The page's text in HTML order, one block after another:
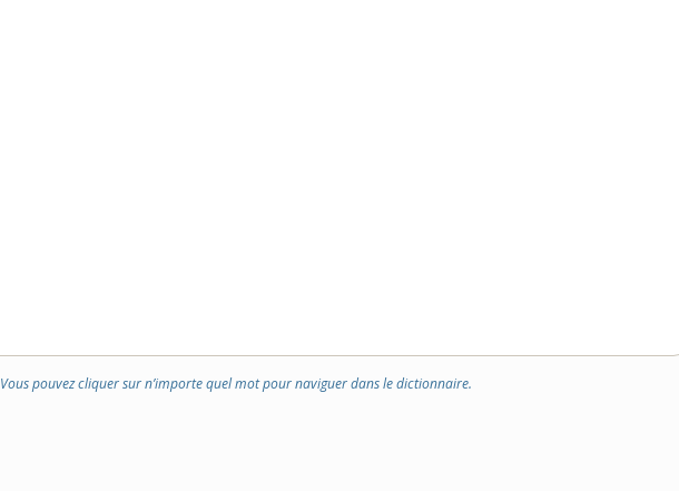
Vous pouvez cliquer sur n’importe quel mot pour naviguer dans le dictionnaire.